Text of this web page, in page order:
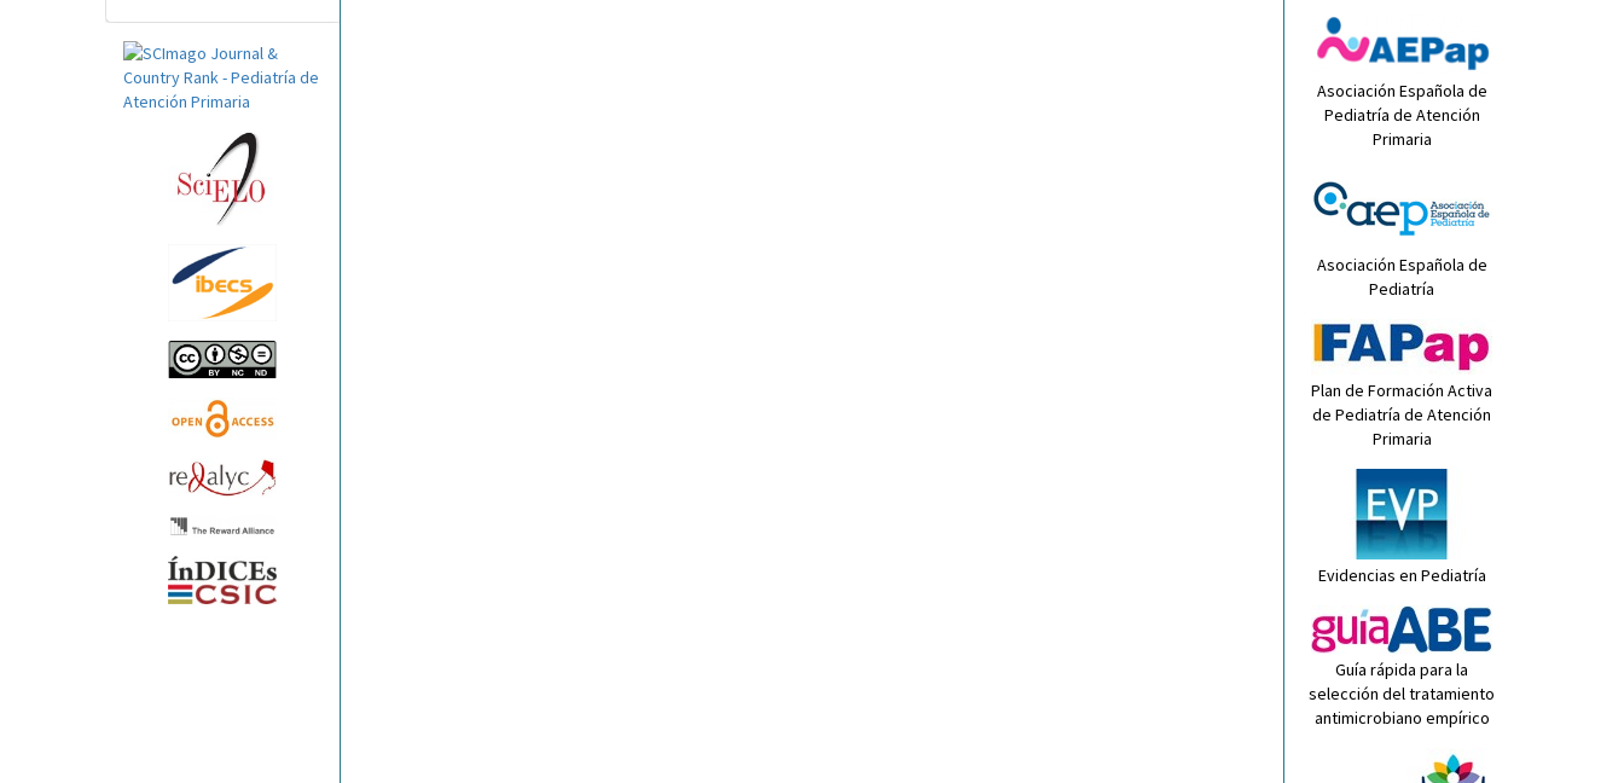
Asociación Española de
Pediatría de Atención
Primaria
Asociación Española de
Pediatría
Plan de Formación Activa
de Pediatría de Atención
Primaria
Evidencias en Pediatría
Guía rápida para la
selección del tratamiento
antimicrobiano empírico